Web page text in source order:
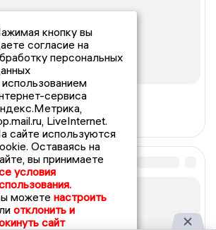
кнопку вы
согласие на
персональных
сервиса
LiveInternet.
сайте используются
Оставаясь на
вы принимаете
условия
можете настроить
отклонить и
сайт